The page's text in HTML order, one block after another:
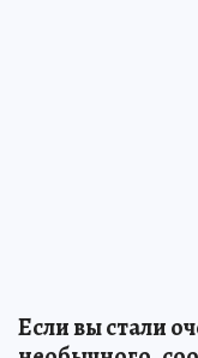
Если вы стали